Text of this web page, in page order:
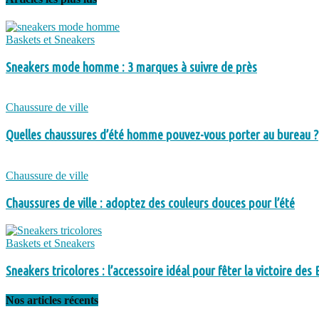
Baskets et Sneakers
Sneakers mode homme : 3 marques à suivre de près
Chaussure de ville
Quelles chaussures d’été homme pouvez-vous porter au bureau ?
Chaussure de ville
Chaussures de ville : adoptez des couleurs douces pour l’été
Baskets et Sneakers
Sneakers tricolores : l’accessoire idéal pour fêter la victoire des
Nos articles récents